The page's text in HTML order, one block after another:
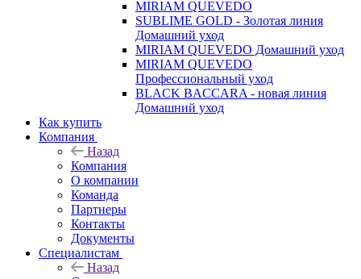
MIRIAM QUEVEDO
SUBLIME GOLD - Золотая линия
Домашний уход
MIRIAM QUEVEDO Домашний уход
MIRIAM QUEVEDO
Профессиональный уход
BLACK BACCARA - новая линия
Домашний уход
Как купить
Компания
Назад
Компания
О компании
Команда
Партнеры
Контакты
Документы
Специалистам
Назад